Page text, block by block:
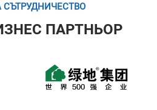
СЪТРУДНИЧЕСТВО
ПАРТНЬОР